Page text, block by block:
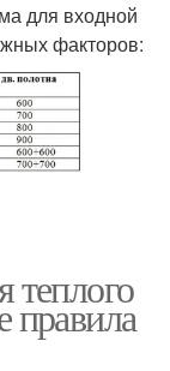
для входной
факторов:
теплого
правила